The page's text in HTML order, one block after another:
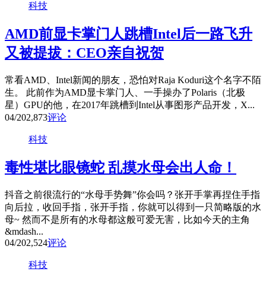
科技
AMD前显卡掌门人跳槽Intel后一路飞升
又被提拔：CEO亲自祝贺
常看AMD、Intel新闻的朋友，恐怕对Raja Koduri这个名字不陌
生。 此前作为AMD显卡掌门人、一手操办了Polaris（北极
星）GPU的他，在2017年跳槽到Intel从事图形产品开发，X...
04/202,873评论
科技
毒性堪比眼镜蛇 乱摸水母会出人命！
抖音之前很流行的“水母手势舞”你会吗？张开手掌再捏住手指
向后拉，收回手指，张开手指，你就可以得到一只简略版的水
母~ 然而不是所有的水母都这般可爱无害，比如今天的主角
&mdash...
04/202,524评论
科技